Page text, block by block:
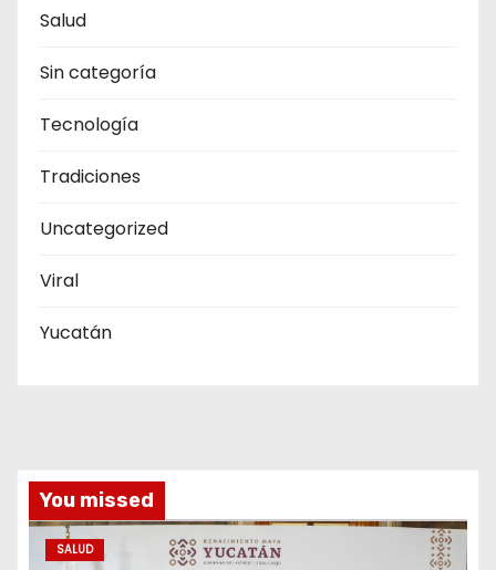
Salud
Sin categoría
Tecnología
Tradiciones
Uncategorized
Viral
Yucatán
You missed
SALUD